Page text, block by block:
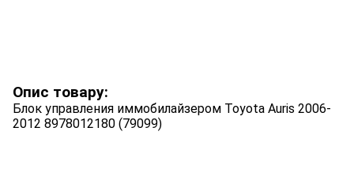
Опис товару:
Блок управления иммобилайзером Toyota Auris 2006-
2012 8978012180 (79099)